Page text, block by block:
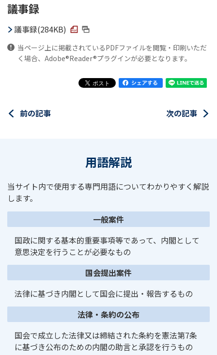
議事録
議事録(284KB)
当ページ上に掲載されているPDFファイルを閲覧・印刷いただ
く場合、Adobe®Reader®プラグインが必要となります。
前の記事 次の記事
用語解説
当サイト内で使用する専門用語についてわかりやすく解説
します。
一般案件
国政に関する基本的重要事項等であって、内閣として
意思決定を行うことが必要なもの
国会提出案件
法律に基づき内閣として国会に提出・報告するもの
法律・条約の公布
国会で成立した法律又は締結された条約を憲法第7条
に基づき公布のための内閣の助言と承認を行うもの